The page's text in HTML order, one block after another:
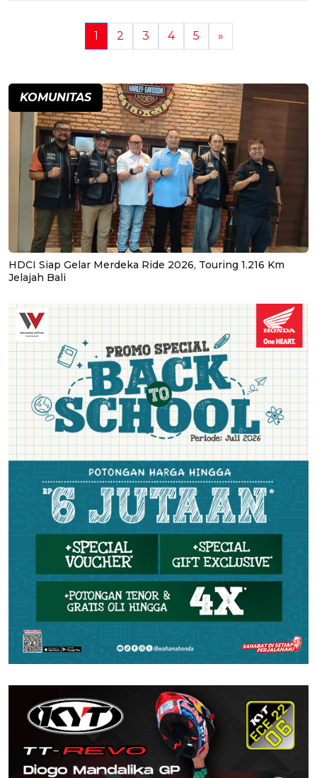
1 2 3 4 5 »
KOMUNITAS
HDCI Siap Gelar Merdeka Ride 2026, Touring 1.216 Km
Jelajah Bali